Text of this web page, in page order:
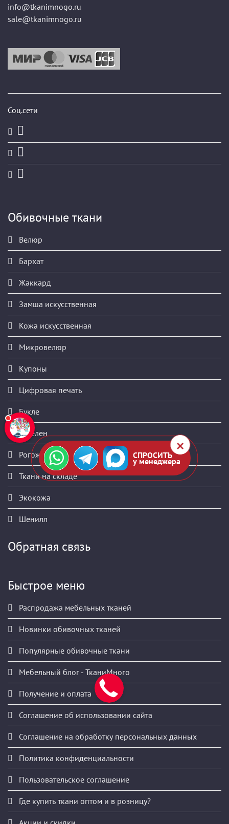
СПРОСИТЬ
у менеджера
info@tkanimnogo.ru
sale@tkanimnogo.ru
Соц.сети
Обивочные ткани
Велюр
Бархат
Жаккард
Замша искусственная
Кожа искусственная
Микровелюр
Купоны
Цифровая печать
Букле
Гобелен
Рогожка
Ткани на складе
Экокожа
Шенилл
Обратная связь
Быстрое меню
Распродажа мебельных тканей
Новинки обивочных тканей
Популярные обивочные ткани
Мебельный блог - ТканиМного
Получение и оплата
Соглашение об использовании сайта
Соглашение на обработку персональных данных
Политика конфиденциальности
Пользовательское соглашение
Где купить ткани оптом и в розницу?